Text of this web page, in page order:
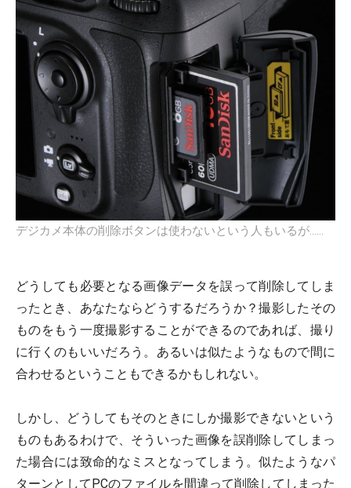
デジカメ本体の削除ボタンは使わないという人もいるが……
どうしても必要となる画像データを誤って削除してしま
ったとき、あなたならどうするだろうか？撮影したその
ものをもう一度撮影することができるのであれば、撮り
に行くのもいいだろう。あるいは似たようなもので間に
合わせるということもできるかもしれない。
しかし、どうしてもそのときにしか撮影できないという
ものもあるわけで、そういった画像を誤削除してしまっ
た場合には致命的なミスとなってしまう。似たようなパ
ターンとしてPCのファイルを間違って削除してしまった